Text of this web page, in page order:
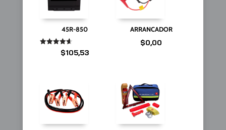
45R-850
Valorado
$105,53
ARRANCADOR
$0,00